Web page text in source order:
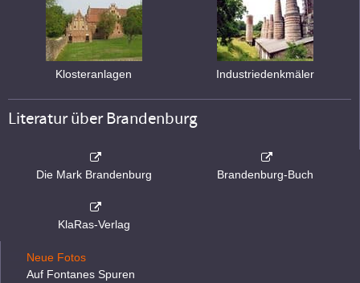
Klosteranlagen Industriedenkmäler
Literatur über Brandenburg
Die Mark Brandenburg Brandenburg-Buch
KlaRas-Verlag
Neue Fotos
Auf Fontanes Spuren